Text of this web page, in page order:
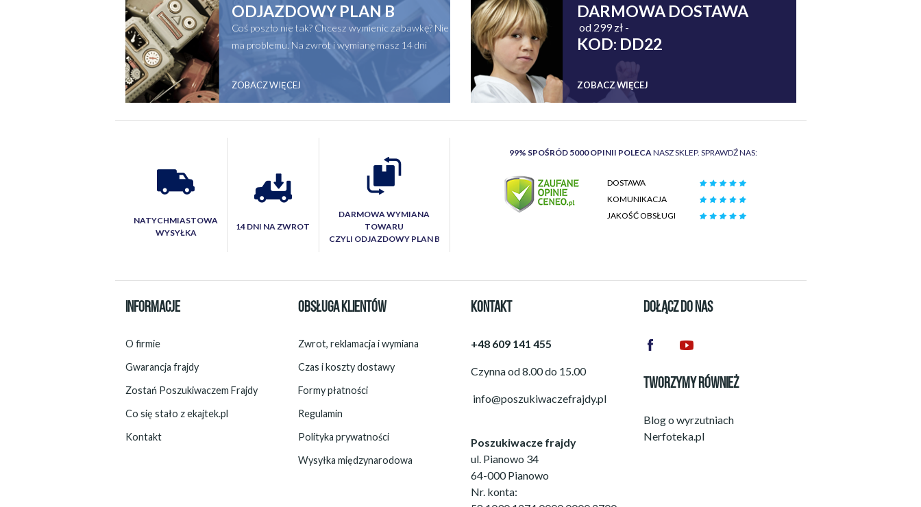
ODJAZDOWY PLAN B
Coś poszło nie tak? Chcesz wymienic zabawkę? Nie
ma problemu. Na zwrot i wymianę masz 14 dni
ZOBACZ WIĘCEJ
DARMOWA DOSTAWA
od 299 zł -
KOD: DD22
ZOBACZ WIĘCEJ
NATYCHMIASTOWA
WYSYŁKA
14 DNI NA ZWROT
DARMOWA WYMIANA
TOWARU
CZYLI ODJAZDOWY PLAN B
99% SPOŚRÓD 5000 OPINII POLECA NASZ SKLEP. SPRAWDŹ NAS:
DOSTAWA
KOMUNIKACJA
JAKOŚĆ OBSŁUGI
INFORMACJE
O firmie
Gwarancja frajdy
Zostań Poszukiwaczem Frajdy
Co się stało z ekajtek.pl
Kontakt
OBSŁUGA KLIENTÓW
Zwrot, reklamacja i wymiana
Czas i koszty dostawy
Formy płatności
Regulamin
Polityka prywatności
Wysyłka międzynarodowa
KONTAKT
+48 609 141 455
Czynna od 8.00 do 15.00
info@poszukiwaczefrajdy.pl
Poszukiwacze frajdy
ul. Pianowo 34
64-000 Pianowo
Nr. konta:
DOŁĄCZ DO NAS
TWORZYMY RÓWNIEŻ
Blog o wyrzutniach
Nerfoteka.pl